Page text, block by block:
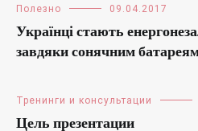
Полезно 09.04.2017
Українці стають
завдяки сонячним
Тренинги и консультации
Цель презентации